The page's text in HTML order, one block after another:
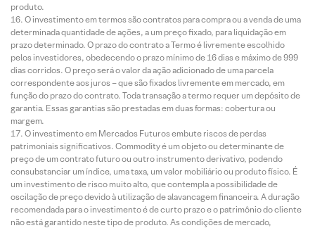
produto.
O investimento em termos são contratos para compra ou a venda de uma
determinada quantidade de ações, a um preço fixado, para liquidação em
prazo determinado. O prazo do contrato a Termo é livremente escolhido
pelos investidores, obedecendo o prazo mínimo de 16 dias e máximo de 999
dias corridos. O preço será o valor da ação adicionado de uma parcela
correspondente aos juros – que são fixados livremente em mercado, em
função do prazo do contrato. Toda transação a termo requer um depósito de
garantia. Essas garantias são prestadas em duas formas: cobertura ou
margem.
O investimento em Mercados Futuros embute riscos de perdas
patrimoniais significativos. Commodity é um objeto ou determinante de
preço de um contrato futuro ou outro instrumento derivativo, podendo
consubstanciar um índice, uma taxa, um valor mobiliário ou produto físico. É
um investimento de risco muito alto, que contempla a possibilidade de
oscilação de preço devido à utilização de alavancagem financeira. A duração
recomendada para o investimento é de curto prazo e o patrimônio do cliente
não está garantido neste tipo de produto. As condições de mercado,